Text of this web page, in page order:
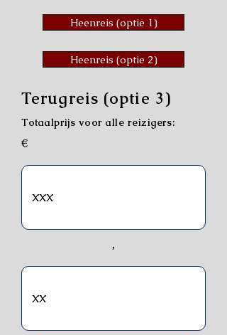
Heenreis (optie 1)
Heenreis (optie 2)
Terugreis (optie 3)
Totaalprijs voor alle reizigers:
€
,